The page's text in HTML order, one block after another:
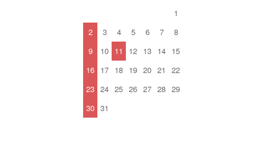
1
2
3 4 5 6 7
8
9
10 11 12 13 14 15
16 17 18 19 20 21
22
23 24 25 26 27 28 29
30 31